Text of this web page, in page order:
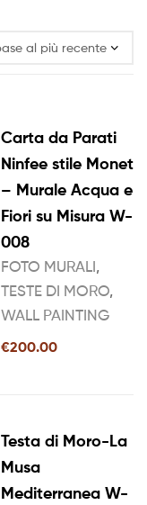
Carta da Parati
Ninfee stile Monet
– Murale Acqua e
Fiori su Misura W-
008
FOTO MURALI,
TESTE DI MORO,
WALL PAINTING
€200.00
Testa di Moro-La
Musa
Mediterranea W-